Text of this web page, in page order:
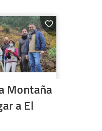
Montaña
a El